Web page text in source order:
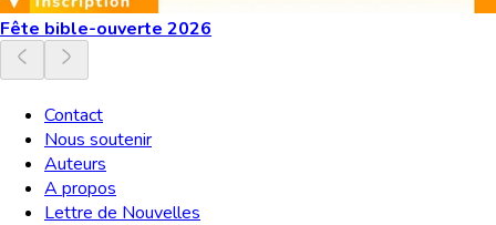
Fête bible-ouverte 2026
Contact
Nous soutenir
Auteurs
A propos
Lettre de Nouvelles